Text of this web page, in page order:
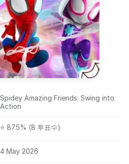
Spidey Amazing Friends: Swing into
Action
⭐ 87.5% (8 투표수)
4 May 2026